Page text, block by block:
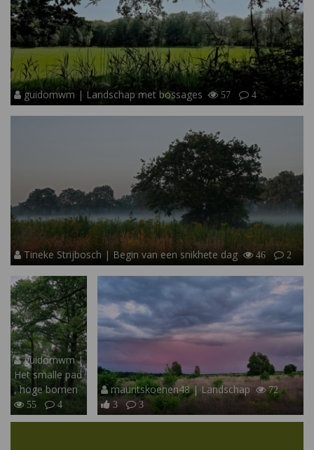
guidomwm | Landschap met bossages 57 4
Tineke Strijbosch | Begin van een snikhete dag 46 2
guidomwm |
Het smalle pad
, hoge bomen
55 4
mauritskoenen48 | Landschap
72
3
3